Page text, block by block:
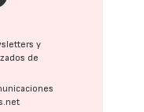
y
de